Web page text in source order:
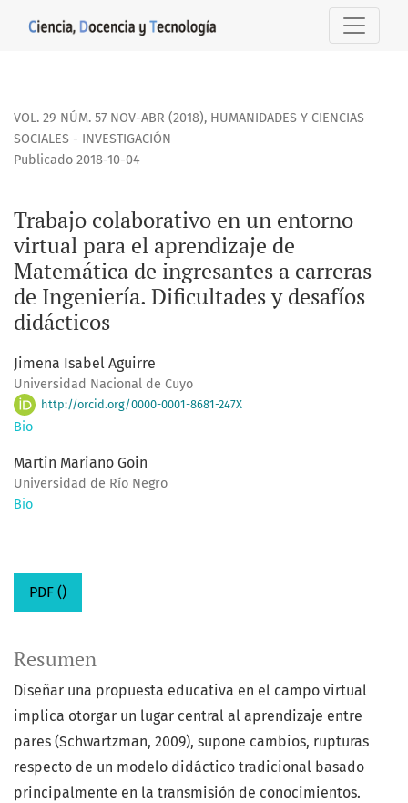
Trabajo colaborativo en un entorno virtual para el
VOL. 29 NÚM. 57 NOV-ABR (2018), HUMANIDADES Y CIENCIAS
SOCIALES - INVESTIGACIÓN
Trabajo colaborativo en un entorno
virtual para el aprendizaje de
Matemática de ingresantes a carreras
de Ingeniería. Dificultades y desafíos
didácticos
Publicado 2018-10-04
Jimena Isabel Aguirre
Universidad Nacional de Cuyo
http://orcid.org/0000-0001-8681-247X
Bio
Martin Mariano Goin
Universidad de Río Negro
Bio
PDF ()
Resumen
Diseñar una propuesta educativa en el campo virtual
implica otorgar un lugar central al aprendizaje entre
pares (Schwartzman, 2009), supone cambios, rupturas
respecto de un modelo didáctico tradicional basado
principalmente en la transmisión de conocimientos.